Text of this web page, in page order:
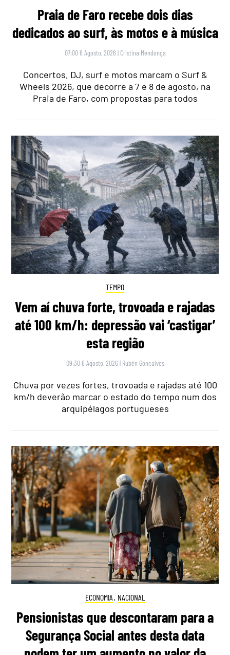
Praia de Faro recebe dois dias
dedicados ao surf, às motos e à música
07:00 6 Agosto, 2026 | Cristina Mendonça
Concertos, DJ, surf e motos marcam o Surf &
Wheels 2026, que decorre a 7 e 8 de agosto, na
Praia de Faro, com propostas para todos
TEMPO
Vem aí chuva forte, trovoada e rajadas
até 100 km/h: depressão vai ‘castigar’
esta região
09:30 6 Agosto, 2026 | Rubén Gonçalves
Chuva por vezes fortes, trovoada e rajadas até 100
km/h deverão marcar o estado do tempo num dos
arquipélagos portugueses
ECONOMIA , NACIONAL
Pensionistas que descontaram para a
Segurança Social antes desta data